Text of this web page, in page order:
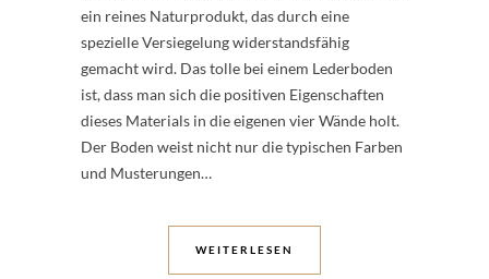
ein reines Naturprodukt, das durch eine
spezielle Versiegelung widerstandsfähig
gemacht wird. Das tolle bei einem Lederboden
ist, dass man sich die positiven Eigenschaften
dieses Materials in die eigenen vier Wände holt.
Der Boden weist nicht nur die typischen Farben
und Musterungen…
WEITERLESEN